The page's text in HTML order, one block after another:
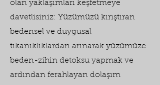
olan yaklaşımları keşfetmeye
davetlisiniz: Yüzümüzü kırıştıran
bedensel ve duygusal
tıkanıklıklardan arınarak yüzümüze
beden-zihin detoksu yapmak ve
ardından ferahlayan dolaşım